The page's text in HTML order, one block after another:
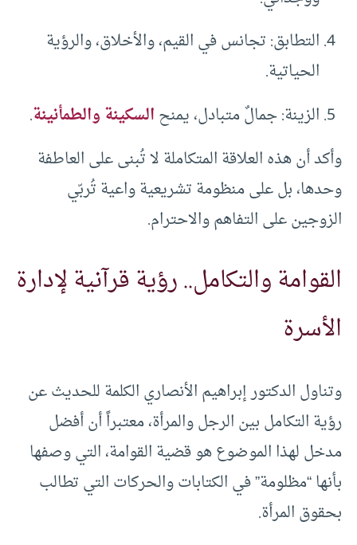
التطابق: تجانس في القيم، والأخلاق، والرؤية
الحياتية.
الزينة: جمالٌ متبادل، يمنحالسكينة والطمأنينة.
وأكد أن هذه العلاقة المتكاملة لا تُبنى على العاطفة
وحدها، بل على منظومة تشريعية واعية تُربّي
الزوجين على التفاهم والاحترام.
القوامة والتكامل.. رؤية قرآنية لإدارة
الأسرة
وتناول الدكتور إبراهيم الأنصاري الكلمة للحديث عن
رؤية التكامل بين الرجل والمرأة، معتبراً أن أفضل
مدخل لهذا الموضوع هو قضية القوامة، التي وصفها
بأنها “مظلومة” في الكتابات والحركات التي تطالب
بحقوق المرأة.